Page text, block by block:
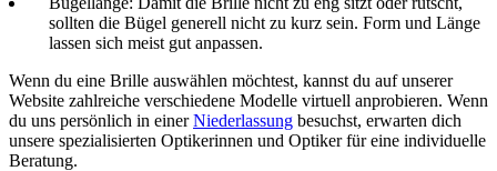
sollten die Bügel generell nicht zu kurz sein. Form und Länge
lassen sich meist gut anpassen.
Wenn du eine Brille auswählen möchtest, kannst du auf unserer
Website zahlreiche verschiedene Modelle virtuell anprobieren. Wenn
du uns persönlich in einerNiederlassung besuchst, erwarten dich
unsere spezialisierten Optikerinnen und Optiker für eine individuelle
Beratung.